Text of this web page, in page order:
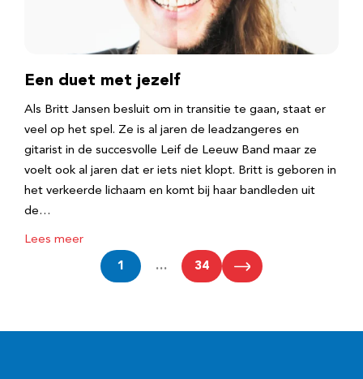
Een duet met jezelf
Als Britt Jansen besluit om in transitie te gaan, staat er
veel op het spel. Ze is al jaren de leadzangeres en
gitarist in de succesvolle Leif de Leeuw Band maar ze
voelt ook al jaren dat er iets niet klopt. Britt is geboren in
het verkeerde lichaam en komt bij haar bandleden uit
de…
Lees meer
1 … 34